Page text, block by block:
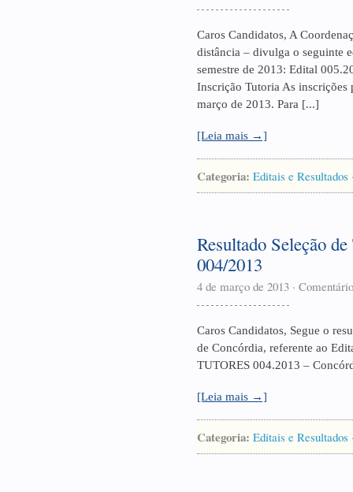
Caros Candidatos, A
distância – divulga o seguinte
semestre de 2013: Edital
Inscrição Tutoria As inscrições
março de 2013. Para [...]
[Leia mais →]
Categoria: Editais e Resultados
Resultado Seleção
004/2013
4 de março de 2013 ·
Caros Candidatos, Segue o
de Concórdia, referente ao
TUTORES 004.2013 –
[Leia mais →]
Categoria: Editais e Resultados